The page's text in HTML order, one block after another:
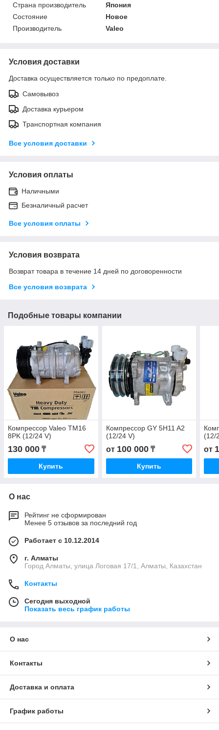
Страна производитель
Япония
Состояние
Новое
Производитель
Valeo
Условия доставки
Доставка осуществляется только по предоплате.
Самовывоз
Доставка курьером
Транспортная компания
Все условия доставки
Условия оплаты
Наличными
Безналичный расчет
Все условия оплаты
Условия возврата
Возврат товара в течение 14 дней по договоренности
Все условия возврата
Подобные товары компании
Компрессор Valeo TM16
8PK (12/24 V)
130 000 ₸
Купить
Компрессор GY 5H11 A2
(12/24 V)
от 100 000₸
Купить
(12/
от
О нас
Рейтинг не сформирован
Менее 5 отзывов за последний год
Работает с 10.12.2014
г. Алматы
Город Алматы, улица Логовая 17/1, Алматы, Казахстан
Контакты
Сегодня выходной
Показать весь график работы
О нас
Контакты
Доставка и оплата
График работы